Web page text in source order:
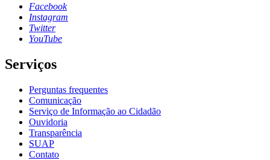
Facebook
Instagram
Twitter
YouTube
Serviços
Perguntas frequentes
Comunicação
Serviço de Informação ao Cidadão
Ouvidoria
Transparência
SUAP
Contato